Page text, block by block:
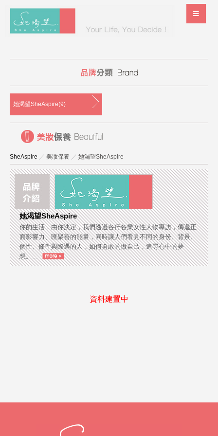
她渴望SheAspire(9)
SheAspire ／ 美妝保養 ／ 她渴望SheAspire
她渴望SheAspire
你的生活，由你決定，我們透過各行各業女性人物專訪，傳遞正
面影響力、匯聚善的能量，同時讓人們看見不同的身份、背景、
個性、條件與際遇的人，如何勇敢的做自己，追尋心中的夢
想。...
資料建置中